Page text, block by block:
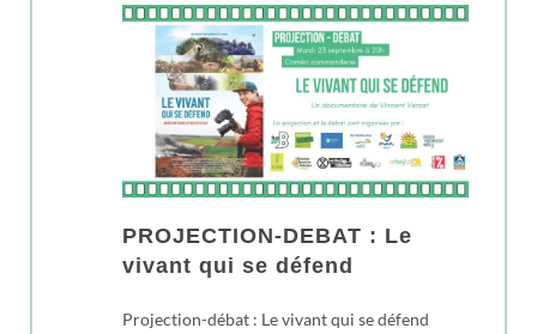
PROJECTION-DEBAT : Le
vivant qui se défend
Projection-débat : Le vivant qui se défend